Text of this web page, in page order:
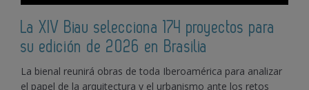
La XIV Biau selecciona 174 proyectos para
su edición de 2026 en Brasilia
La bienal reunirá obras de toda Iberoamérica para analizar
el papel de la arquitectura y el urbanismo ante los retos